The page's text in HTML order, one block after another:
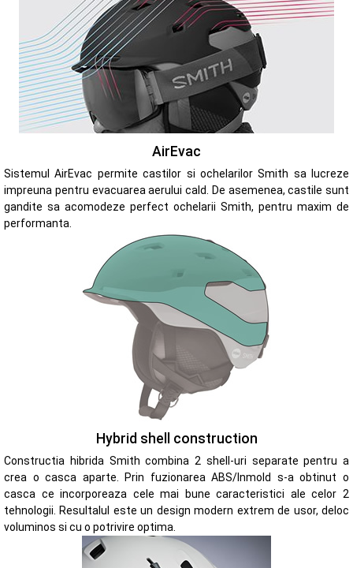
AirEvac
Sistemul AirEvac permite castilor si ochelarilor Smith sa lucreze
impreuna pentru evacuarea aerului cald. De asemenea, castile sunt
gandite sa acomodeze perfect ochelarii Smith, pentru maxim de
performanta.
Hybrid shell construction
Constructia hibrida Smith combina 2 shell-uri separate pentru a
crea o casca aparte. Prin fuzionarea ABS/Inmold s-a obtinut o
casca ce incorporeaza cele mai bune caracteristici ale celor 2
tehnologii. Resultalul este un design modern extrem de usor, deloc
voluminos si cu o potrivire optima.